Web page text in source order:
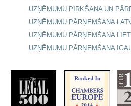
UZŅĒMUMU PIRKŠANA UN
UZŅĒMUMU PĀRŅEMŠANA
UZŅĒMUMU PĀRŅEMŠANA
UZŅĒMUMU PĀRŅEMŠANA